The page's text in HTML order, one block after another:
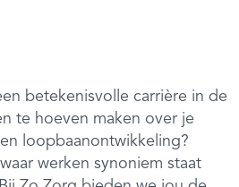
betekenisvolle carrière in de
te hoeven maken over je
loopbaanontwikkeling?
werken synoniem staat